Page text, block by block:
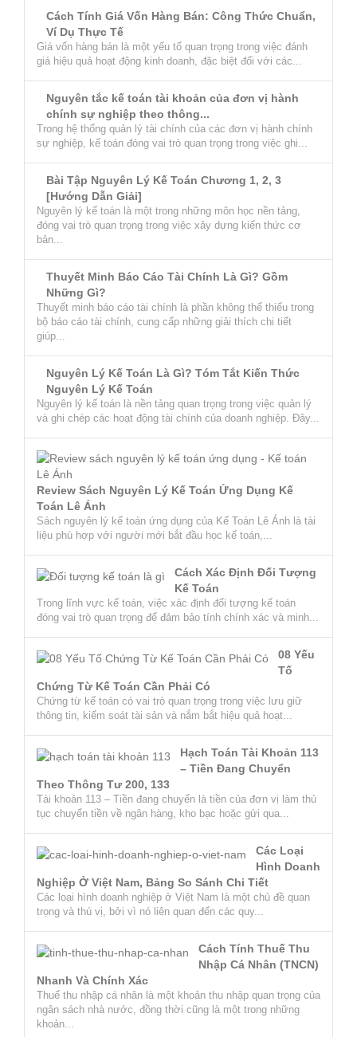
Cách Tính Giá Vốn Hàng Bán: Công Thức Chuẩn,
Ví Dụ Thực Tế
Giá vốn hàng bán là một yếu tố quan trọng trong việc đánh
giá hiệu quả hoạt động kinh doanh, đặc biệt đối với các...
Nguyên tắc kế toán tài khoản của đơn vị hành
chính sự nghiệp theo thông...
Trong hệ thống quản lý tài chính của các đơn vị hành chính
sự nghiệp, kế toán đóng vai trò quan trọng trong việc ghi...
Bài Tập Nguyên Lý Kế Toán Chương 1, 2, 3
[Hướng Dẫn Giải]
Nguyên lý kế toán là một trong những môn học nền tảng,
đóng vai trò quan trọng trong việc xây dựng kiến thức cơ
bản...
Thuyết Minh Báo Cáo Tài Chính Là Gì? Gồm
Những Gì?
Thuyết minh báo cáo tài chính là phần không thể thiếu trong
bộ báo cáo tài chính, cung cấp những giải thích chi tiết
giúp...
Nguyên Lý Kế Toán Là Gì? Tóm Tắt Kiến Thức
Nguyên Lý Kế Toán
Nguyên lý kế toán là nền tảng quan trọng trong việc quản lý
và ghi chép các hoạt động tài chính của doanh nghiệp. Đây...
Review Sách Nguyên Lý Kế Toán Ứng Dụng Kế
Toán Lê Ánh
Sách nguyên lý kế toán ứng dụng của Kế Toán Lê Ánh là tài
liệu phù hợp với người mới bắt đầu học kế toán,...
Cách Xác Định Đối Tượng
Kế Toán
Trong lĩnh vực kế toán, việc xác định đối tượng kế toán
đóng vai trò quan trọng để đảm bảo tính chính xác và minh...
08 Yếu
Tố
Chứng Từ Kế Toán Cần Phải Có
Chứng từ kế toán có vai trò quan trọng trong việc lưu giữ
thông tin, kiểm soát tài sản và nắm bắt hiệu quả hoạt...
Hạch Toán Tài Khoản 113
– Tiền Đang Chuyển
Theo Thông Tư 200, 133
Tài khoản 113 – Tiền đang chuyển là tiền của đơn vị làm thủ
tục chuyển tiền về ngân hàng, kho bạc hoặc gửi qua...
Các Loại
Hình Doanh
Nghiệp Ở Việt Nam, Bảng So Sánh Chi Tiết
Các loại hình doanh nghiệp ở Việt Nam là một chủ đề quan
trọng và thú vị, bởi vì nó liên quan đến các quy...
Cách Tính Thuế Thu
Nhập Cá Nhân (TNCN)
Nhanh Và Chính Xác
Thuế thu nhập cá nhân là một khoản thu nhập quan trọng của
ngân sách nhà nước, đồng thời cũng là một trong những
khoản...